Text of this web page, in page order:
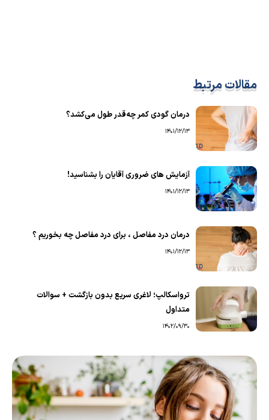
مقالات مرتبط
درمان گودی کمر چه‌قدر طول می‌کشد؟
1401/12/13
آزمایش های ضروری آقایان را بشناسید!
1401/12/13
درمان درد مفاصل ، برای درد مفاصل چه بخوریم ؟
1401/12/13
ترواسکالپ؛ لاغری سریع بدون بازگشت + سوالات
متداول
1402/09/30